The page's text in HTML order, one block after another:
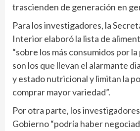
trascienden de generación en
Para los investigadores, la
Interior elaboró la lista de
“sobre los más consumidos por
son los que llevan el alarmante
y estado nutricional y limitan la
comprar mayor variedad”.
Por otra parte, los
Gobierno “podría haber